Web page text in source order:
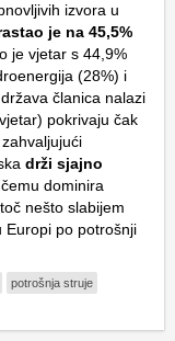
izvora u
je na 45,5%
je vjetar s 44,9%
(28%) i
članica nalazi
pokrivaju čak
drži sjajno
dominira
nešto slabijem
Europi po potrošnji
potrošnja struje